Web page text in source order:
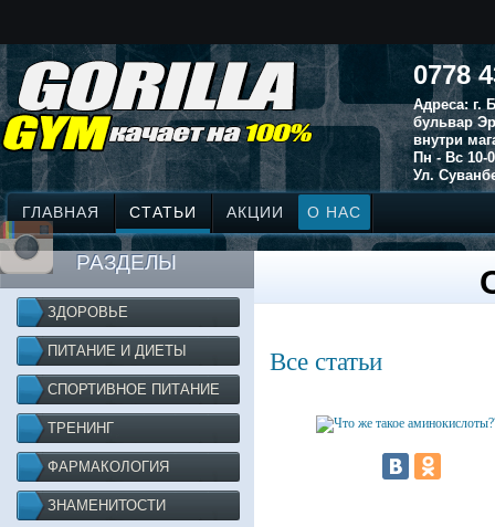
0778
Адреса: г.
бульвар
внутри
Пн - Вс 10-
Ул.
ГЛАВНАЯ СТАТЬИ АКЦИИ О НАС
РАЗДЕЛЫ
ЗДОРОВЬЕ
ПИТАНИЕ И ДИЕТЫ
СПОРТИВНОЕ ПИТАНИЕ
ТРЕНИНГ
ФАРМАКОЛОГИЯ
ЗНАМЕНИТОСТИ
Все статьи